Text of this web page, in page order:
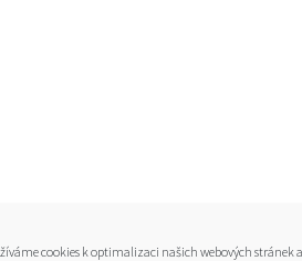
cookies k optimalizaci našich webových stránek